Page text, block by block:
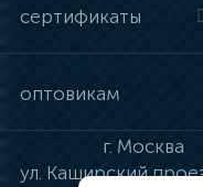
сертификаты
оптовикам
г. Москва
ул. Каширский